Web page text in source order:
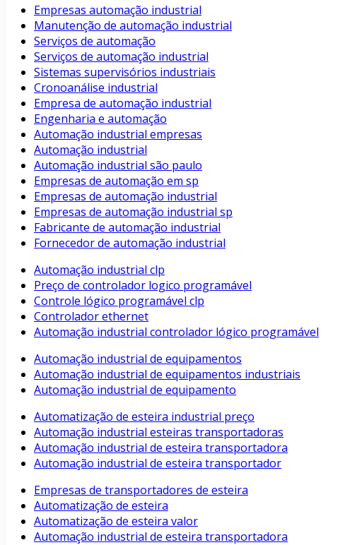
Empresas automação industrial
Manutenção de automação industrial
Serviços de automação
Serviços de automação industrial
Sistemas supervisórios industriais
Cronoanálise industrial
Empresa de automação industrial
Engenharia e automação
Automação industrial empresas
Automação industrial
Automação industrial são paulo
Empresas de automação em sp
Empresas de automação industrial
Empresas de automação industrial sp
Fabricante de automação industrial
Fornecedor de automação industrial
Automação industrial clp
Preço de controlador logico programável
Controle lógico programável clp
Controlador ethernet
Automação industrial controlador lógico programável
Automação industrial de equipamentos
Automação industrial de equipamentos industriais
Automação industrial de equipamento
Automatização de esteira industrial preço
Automação industrial esteiras transportadoras
Automação industrial de esteira transportadora
Automação industrial de esteira transportador
Empresas de transportadores de esteira
Automatização de esteira
Automatização de esteira valor
Automação industrial de esteira transportadora